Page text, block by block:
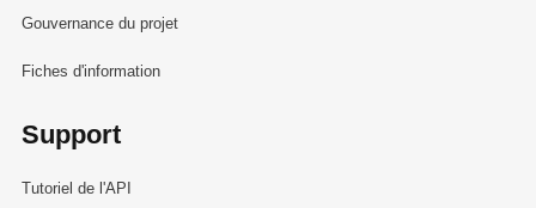
Gouvernance du projet
Fiches d'information
Support
Tutoriel de l'API